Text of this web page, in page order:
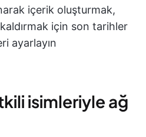
içerik oluşturmak,
için son tarihler
ayarlayın
isimleriyle ağ